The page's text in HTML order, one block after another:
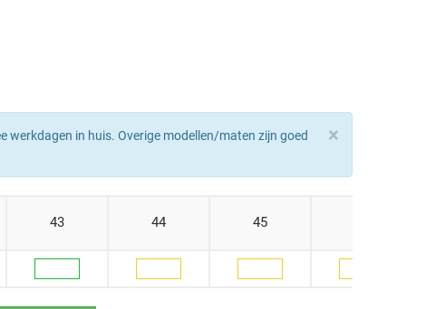
×
in huis. Overige modellen/maten zijn goed
43 44 45